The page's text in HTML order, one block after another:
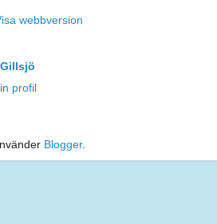
webbversion
profil
Blogger.